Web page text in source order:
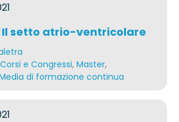
Il setto atrio-ventricolare
Corsi e Congressi, Master,
di formazione continua